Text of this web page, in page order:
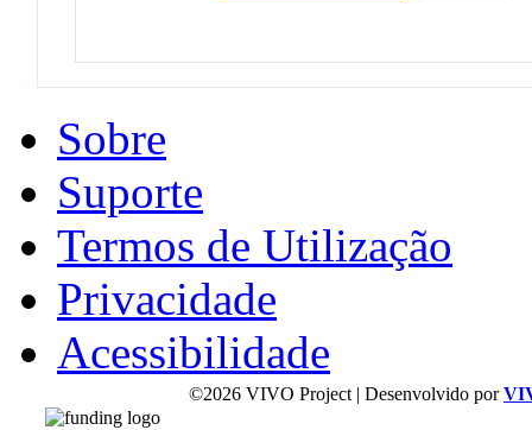
Sobre
Suporte
Termos de Utilização
Privacidade
Acessibilidade
©2026 VIVO Project | Desenvolvido por